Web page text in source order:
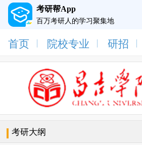
考研帮App
百万考研人的学习聚集地
首页 院校专业 研招
考研大纲